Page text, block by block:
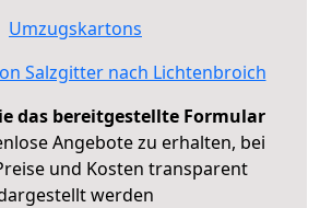
Umzugskartons
Salzgitter nach Lichtenbroich
das bereitgestellte Formular
Angebote zu erhalten, bei
und Kosten transparent
werden